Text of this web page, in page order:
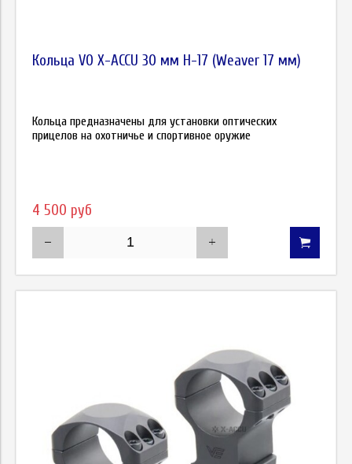
Кольца VO X-ACCU 30 мм Н-17 (Weaver 17 мм)
Кольца предназначены для установки оптических
прицелов на охотничье и спортивное оружие
4 500 руб